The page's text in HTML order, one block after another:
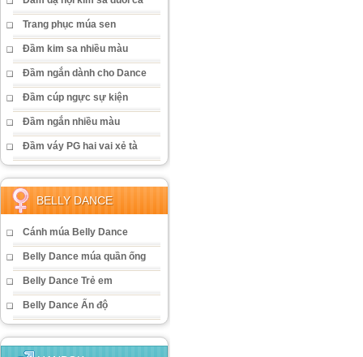
Trang phục múa sen
Đầm kim sa nhiều màu
Đầm ngắn dành cho Dance
Đầm cúp ngực sự kiện
Đầm ngắn nhiều màu
Đầm váy PG hai vai xẻ tà
BELLY DANCE
Cánh múa Belly Dance
Belly Dance múa quần ống
Belly Dance Trẻ em
Belly Dance Ấn độ